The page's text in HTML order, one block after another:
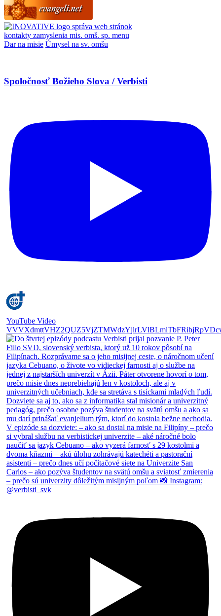
správa web stránok
kontakty zamyslenia mis. omš. sp. menu
Dar na misie Úmysel na sv. omšu
Spoločnosť Božieho Slova / Verbisti
YouTube Video